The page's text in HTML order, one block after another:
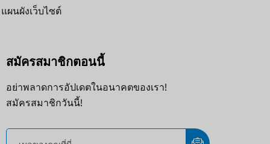
แผนผังเว็บไซต์
สมัครสมาชิกตอนนี้
อย่าพลาดการอัปเดตในอนาคตของเรา!
สมัครสมาชิกวันนี้!